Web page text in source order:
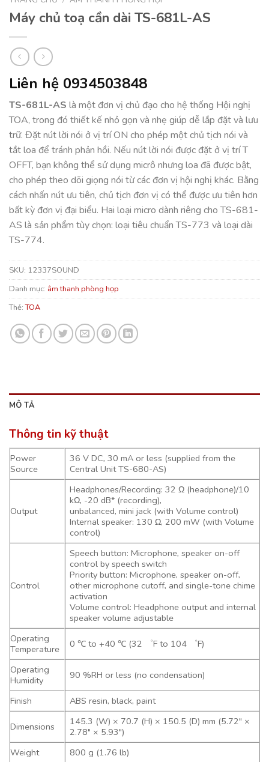
Máy chủ toạ cần dài TS-681L-AS
Liên hệ 0934503848
TS-681L-AS là một đơn vị chủ đạo cho hệ thống Hội nghị
TOA, trong đó thiết kế nhỏ gọn và nhẹ giúp dễ lắp đặt và lưu
trữ. Đặt nút lời nói ở vị trí ON cho phép một chủ tịch nói và
tắt loa để tránh phản hồi. Nếu nút lời nói được đặt ở vị trí T
OFFT, bạn không thể sử dụng micrô nhưng loa đã được bật,
cho phép theo dõi giọng nói từ các đơn vị hội nghị khác. Bằng
cách nhấn nút ưu tiên, chủ tịch đơn vị có thể được ưu tiên hơn
bất kỳ đơn vị đại biểu. Hai loại micro dành riêng cho TS-681-
AS là sản phẩm tùy chọn: loại tiêu chuẩn TS-773 và loại dài
TS-774.
SKU: 12337SOUND
Danh mục: âm thanh phòng họp
Thẻ:TOA
MÔ TẢ
Thông tin kỹ thuật
Power
Source
36 V DC, 30 mA or less (supplied from the
Central Unit TS-680-AS)
Output
Headphones/Recording: 32 Ω (headphone)/10
kΩ, -20 dB* (recording),
unbalanced, mini jack (with Volume control)
Internal speaker: 130 Ω, 200 mW (with Volume
control)
Control
Speech button: Microphone, speaker on-off
control by speech switch
Priority button: Microphone, speaker on-off,
other microphone cutoff, and single-tone chime
activation
Volume control: Headphone output and internal
speaker volume adjustable
Operating
Temperature
0 ℃ to +40 ℃ (32 ゜F to 104 ゜F)
Operating
Humidity
90 %RH or less (no condensation)
Finish ABS resin, black, paint
Dimensions
145.3 (W) × 70.7 (H) × 150.5 (D) mm (5.72″ ×
2.78″ × 5.93″)
Weight
800 g (1.76 lb)